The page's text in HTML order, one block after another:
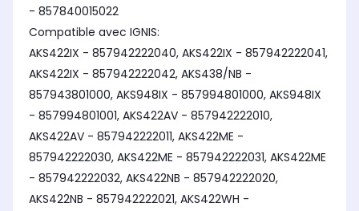
- 857840015022
Compatible avec IGNIS:
AKS422IX - 857942222040, AKS422IX - 857942222041,
AKS422IX - 857942222042, AKS438/NB -
857943801000, AKS948IX - 857994801000, AKS948IX
- 857994801001, AKS422AV - 857942222010,
AKS422AV - 857942222011, AKS422ME -
857942222030, AKS422ME - 857942222031, AKS422ME
- 857942222032, AKS422NB - 857942222020,
AKS422NB - 857942222021, AKS422WH -